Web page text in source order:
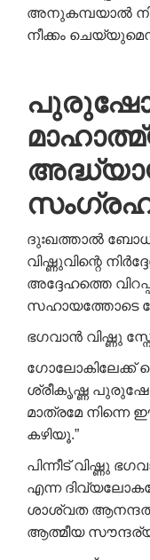
അനുകമ്പയാൽ
നീക്കം
ദുഃഖത്താൽ
വിഷ്ണുവിന്റെ
അദ്ദേഹത്തെ
സഹായത്തോടെ
ഭഗവാൻ വിഷ്ണു
ഗോലോകിലേക്ക്
ശ്രീകൃഷ്ണ
മാത്രമേ നിന്നെ
കഴിയൂ.”
പിന്നീട് വിഷ്ണു
എന്ന
ശാശ്വത
ആത്മീയ